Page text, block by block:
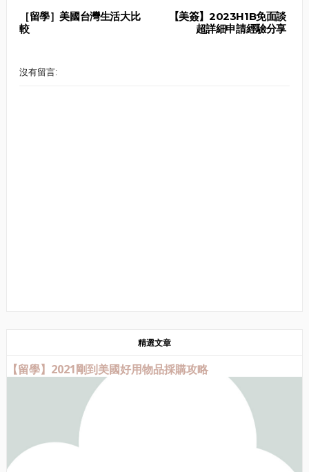
【美簽】2023H1B免面談
超詳細申請經驗分享
［留學］美國台灣生活大比
較
沒有留言:
精選文章
【留學】2021剛到美國好用物品採購攻略